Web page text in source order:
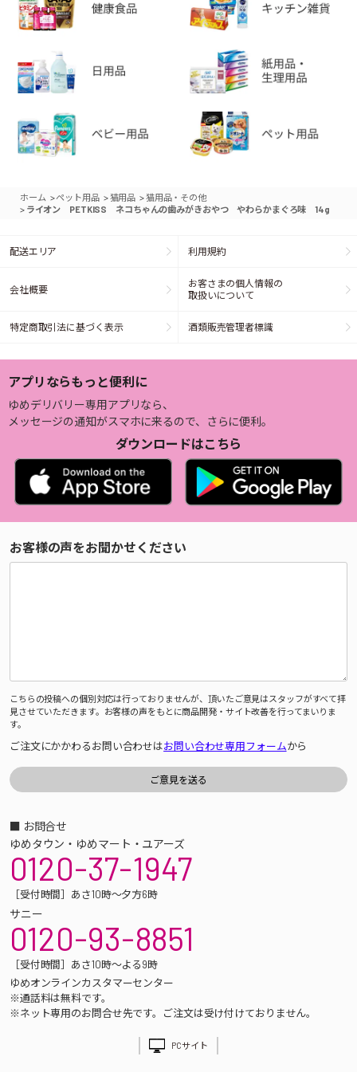
ホーム >ペット用品 >猫用品 >猫用品・その他
> ライオン PETKISS ネコちゃんの歯みがきおやつ やわらかまぐろ味 14g
配送エリア 利用規約
会社概要
お客さまの個人情報の
取扱いについて
特定商取引法に基づく表示 酒類販売管理者標識
アプリならもっと便利に
ゆめデリバリー専用アプリなら、
メッセージの通知がスマホに来るので、さらに便利。
ダウンロードはこちら
お客様の声をお聞かせください
こちらの投稿への個別対応は行っておりませんが、頂いたご意見はスタッフがすべて拝
見させていただきます。お客様の声をもとに商品開発・サイト改善を行ってまいりま
す。
ご注文にかかわるお問い合わせはお問い合わせ専用フォームから
■ お問合せ
ゆめタウン・ゆめマート・ユアーズ
0120-37-1947
［受付時間］あさ10時～夕方6時
サニー
0120-93-8851
［受付時間］あさ10時～よる9時
ゆめオンラインカスタマーセンター
※通話料は無料です。
※ネット専用のお問合せ先です。ご注文は受け付けておりません。
PCサイト